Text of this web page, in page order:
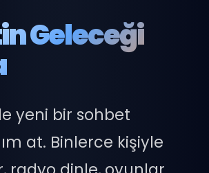
Geleceği
yeni bir sohbet
at. Binlerce kişiyle